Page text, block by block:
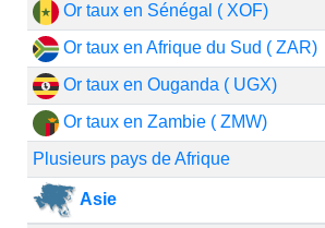
Or taux en Sénégal ( XOF)
Or taux en Afrique du Sud ( ZAR)
Or taux en Ouganda ( UGX)
Or taux en Zambie ( ZMW)
Plusieurs pays de Afrique
Asie